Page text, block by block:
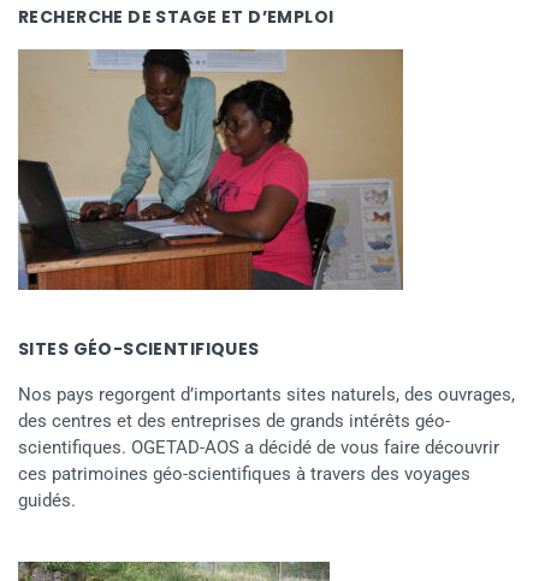
RECHERCHE DE STAGE ET D’EMPLOI
SITES GÉO-SCIENTIFIQUES
Nos pays regorgent d’importants sites naturels, des ouvrages,
des centres et des entreprises de grands intérêts géo-
scientifiques. OGETAD-AOS a décidé de vous faire découvrir
ces patrimoines géo-scientifiques à travers des voyages
guidés.